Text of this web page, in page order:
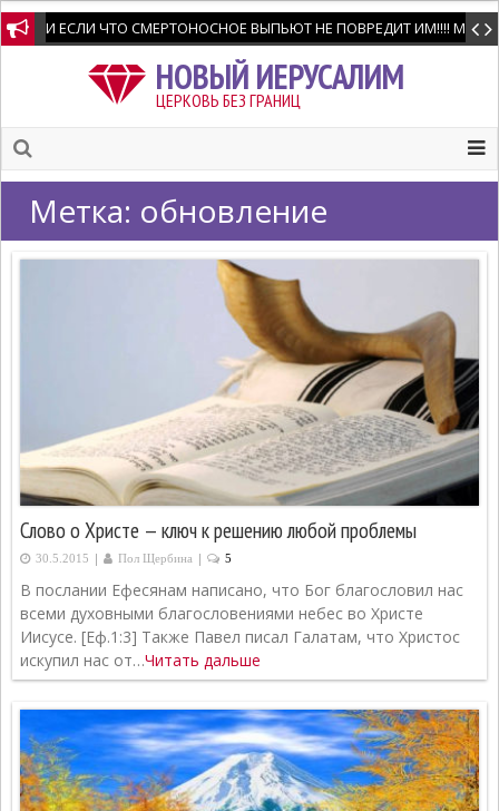
И ЕСЛИ ЧТО СМЕРТОНОСНОЕ ВЫПЬЮТ НЕ ПОВРЕДИТ ИМ!!!! Мне
НОВЫЙ ИЕРУСАЛИМ
ЦЕРКОВЬ БЕЗ ГРАНИЦ
Метка: обновление
Слово о Христе — ключ к решению любой проблемы
30.5.2015 | Пол Щербина | 5
В послании Ефесянам написано, что Бог благословил нас
всеми духовными благословениями небес во Христе
Иисусе. [Еф.1:3] Также Павел писал Галатам, что Христос
искупил нас от…Читать дальше